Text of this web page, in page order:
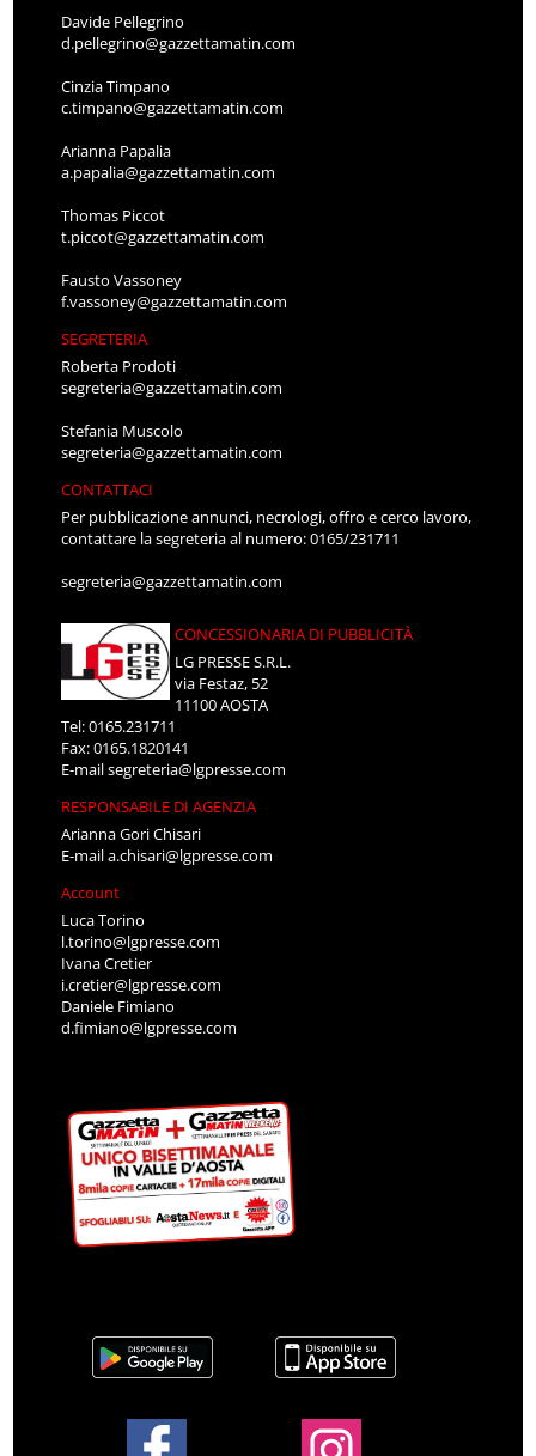
Davide Pellegrino
d.pellegrino@gazzettamatin.com
Cinzia Timpano
c.timpano@gazzettamatin.com
Arianna Papalia
a.papalia@gazzettamatin.com
Thomas Piccot
t.piccot@gazzettamatin.com
Fausto Vassoney
f.vassoney@gazzettamatin.com
SEGRETERIA
Roberta Prodoti
segreteria@gazzettamatin.com
Stefania Muscolo
segreteria@gazzettamatin.com
CONTATTACI
Per pubblicazione annunci, necrologi, offro e cerco lavoro,
contattare la segreteria al numero: 0165/231711
segreteria@gazzettamatin.com
CONCESSIONARIA DI PUBBLICITÀ
LG PRESSE S.R.L.
via Festaz, 52
11100 AOSTA
Tel: 0165.231711
Fax: 0165.1820141
E-mailsegreteria@lgpresse.com
RESPONSABILE DI AGENZIA
Arianna Gori Chisari
E-maila.chisari@lgpresse.com
Account
Luca Torino
l.torino@lgpresse.com
Ivana Cretier
i.cretier@lgpresse.com
Daniele Fimiano
d.fimiano@lgpresse.com